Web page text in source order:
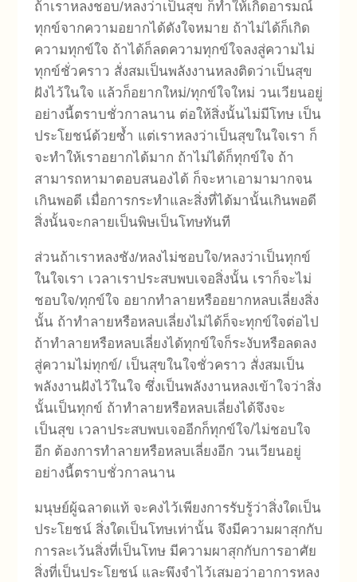
ถ้าเราหลงชอบ/หลงว่าเป็นสุข ก็ทำให้เกิดอารมณ์
ทุกข์จากความอยากได้ดังใจหมาย ถ้าไม่ได้ก็เกิด
ความทุกข์ใจ ถ้าได้ก็ลดความทุกข์ใจลงสู่ความไม่
ทุกข์ชั่วคราว สั่งสมเป็นพลังงานหลงติดว่าเป็นสุข
ฝังไว้ในใจ แล้วก็อยากใหม่/ทุกข์ใจใหม่ วนเวียนอยู่
อย่างนี้ตราบชั่วกาลนาน ต่อให้สิ่งนั้นไม่มีโทษ เป็น
ประโยชน์ด้วยซ้ำ แต่เราหลงว่าเป็นสุขในใจเรา ก็
จะทำให้เราอยากได้มาก ถ้าไม่ได้ก็ทุกข์ใจ ถ้า
สามารถหามาตอบสนองได้ ก็จะหาเอามามากจน
เกินพอดี เมื่อการกระทำและสิ่งที่ได้มานั้นเกินพอดี
สิ่งนั้นจะกลายเป็นพิษเป็นโทษทันที
ส่วนถ้าเราหลงชัง/หลงไม่ชอบใจ/หลงว่าเป็นทุกข์
ในใจเรา เวลาเราประสบพบเจอสิ่งนั้น เราก็จะไม่
ชอบใจ/ทุกข์ใจ อยากทำลายหรืออยากหลบเลี่ยงสิ่ง
นั้น ถ้าทำลายหรือหลบเลี่ยงไม่ได้ก็จะทุกข์ใจต่อไป
ถ้าทำลายหรือหลบเลี่ยงได้ทุกข์ใจก็ระงับหรือลดลง
สู่ความไม่ทุกข์/ เป็นสุขในใจชั่วคราว สั่งสมเป็น
พลังงานฝังไว้ในใจ ซึ่งเป็นพลังงานหลงเข้าใจว่าสิ่ง
นั้นเป็นทุกข์ ถ้าทำลายหรือหลบเลี่ยงได้จึงจะ
เป็นสุข เวลาประสบพบเจออีกก็ทุกข์ใจ/ไม่ชอบใจ
อีก ต้องการทำลายหรือหลบเลี่ยงอีก วนเวียนอยู่
อย่างนี้ตราบชั่วกาลนาน
มนุษย์ผู้ฉลาดแท้ จะคงไว้เพียงการรับรู้ว่าสิ่งใดเป็น
ประโยชน์ สิ่งใดเป็นโทษเท่านั้น จึงมีความผาสุกกับ
การละเว้นสิ่งที่เป็นโทษ มีความผาสุกกับการอาศัย
สิ่งที่เป็นประโยชน์ และพึงจำไว้เสมอว่าอาการหลง